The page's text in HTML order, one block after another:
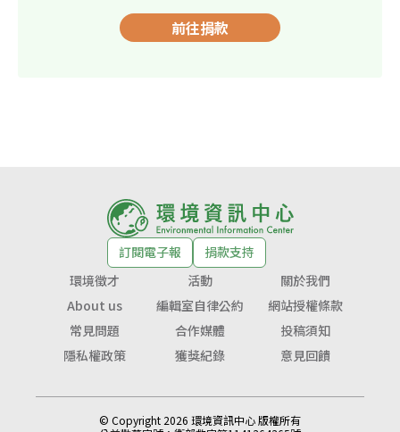
前往捐款
訂閱電子報
捐款支持
環境徵才
活動
關於我們
About us
編輯室自律公約
網站授權條款
常見問題
合作媒體
投稿須知
隱私權政策
獲獎紀錄 意見回饋
© Copyright 2026 環境資訊中心 版權所有